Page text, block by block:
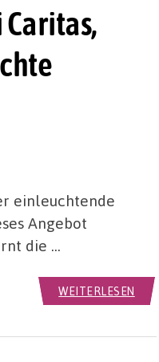
einleuchtende
Angebot
die …
WEITERLESEN